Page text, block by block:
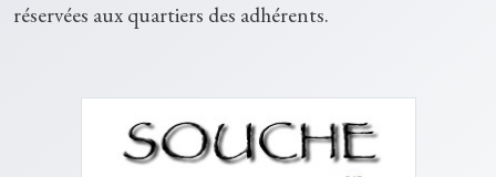
réservées aux quartiers des adhérents.